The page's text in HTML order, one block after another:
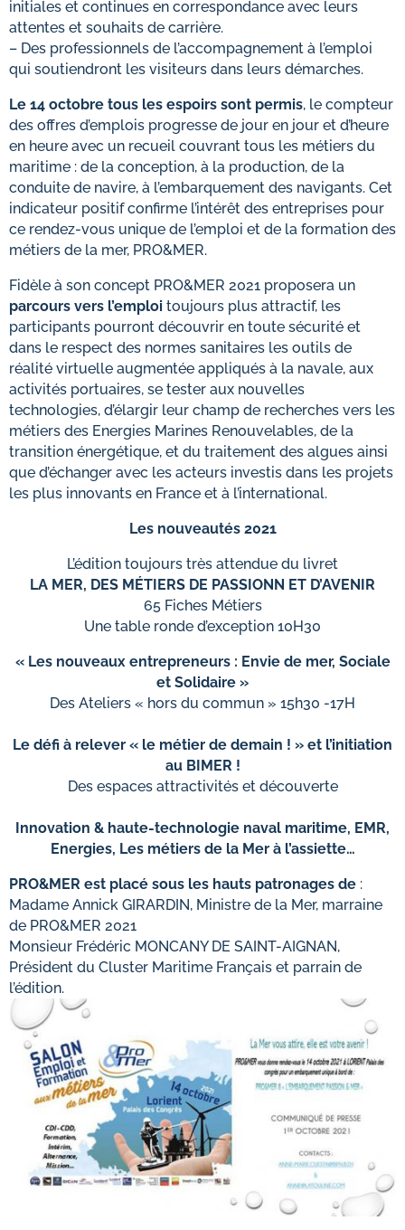
initiales et continues en correspondance avec leurs
attentes et souhaits de carrière.
– Des professionnels de l’accompagnement à l’emploi
qui soutiendront les visiteurs dans leurs démarches.
Le 14 octobre tous les espoirs sont permis, le compteur
des offres d’emplois progresse de jour en jour et d’heure
en heure avec un recueil couvrant tous les métiers du
maritime : de la conception, à la production, de la
conduite de navire, à l’embarquement des navigants. Cet
indicateur positif confirme l’intérêt des entreprises pour
ce rendez-vous unique de l’emploi et de la formation des
métiers de la mer, PRO&MER.
Fidèle à son concept PRO&MER 2021 proposera un
parcours vers l’emploi toujours plus attractif, les
participants pourront découvrir en toute sécurité et
dans le respect des normes sanitaires les outils de
réalité virtuelle augmentée appliqués à la navale, aux
activités portuaires, se tester aux nouvelles
technologies, d’élargir leur champ de recherches vers les
métiers des Energies Marines Renouvelables, de la
transition énergétique, et du traitement des algues ainsi
que d’échanger avec les acteurs investis dans les projets
les plus innovants en France et à l’international.
Les nouveautés 2021
L’édition toujours très attendue du livret
LA MER, DES MÉTIERS DE PASSIONN ET D’AVENIR
65 Fiches Métiers
Une table ronde d’exception 10H30
« Les nouveaux entrepreneurs : Envie de mer, Sociale
et Solidaire »
Des Ateliers « hors du commun » 15h30 -17H
Le défi à relever « le métier de demain ! » et l’initiation
au BIMER !
Des espaces attractivités et découverte
Innovation & haute-technologie naval maritime, EMR,
Energies, Les métiers de la Mer à l’assiette…
PRO&MER est placé sous les hauts patronages de :
Madame Annick GIRARDIN, Ministre de la Mer, marraine
de PRO&MER 2021
Monsieur Frédéric MONCANY DE SAINT-AIGNAN,
Président du Cluster Maritime Français et parrain de
l’édition.